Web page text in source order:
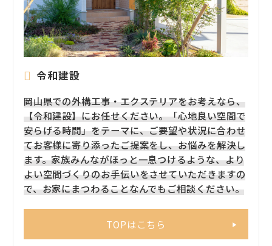
令和建設
岡山県での外構工事・エクステリアをお考えなら、
【令和建設】にお任せください。「心地良い空間で
安らげる時間」をテーマに、ご要望や状況に合わせ
てお客様に寄り添ったご提案をし、お悩みを解決し
ます。家族みんながほっと一息つけるような、より
よい空間づくりのお手伝いをさせていただきますの
で、お家にまつわることなんでもご相談ください。
TOPはこちら